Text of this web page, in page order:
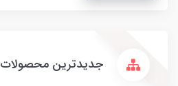
جدیدترین محصولات